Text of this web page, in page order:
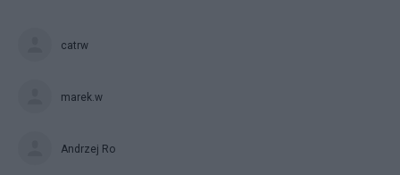
catrw
marek.w
Andrzej Ro